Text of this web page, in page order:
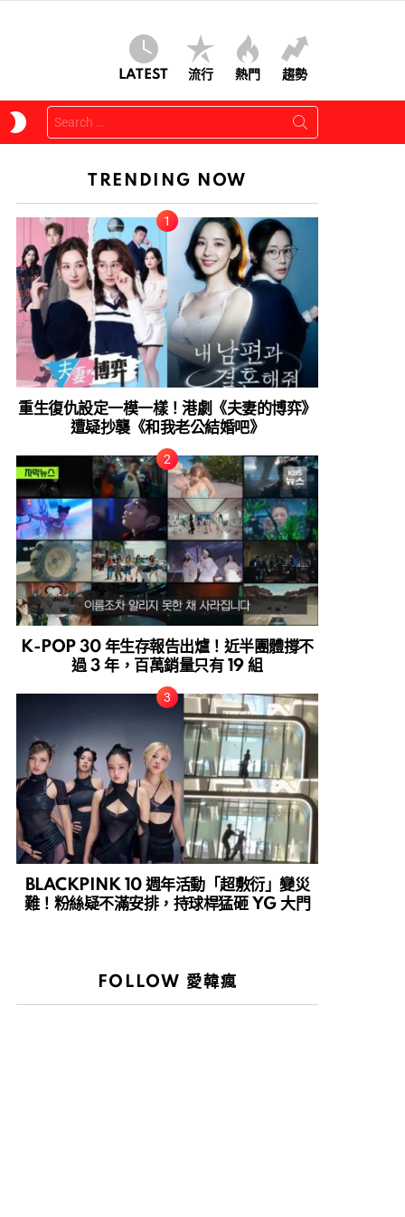
LATEST 流行 熱門 趨勢
SKIN
Search
for:
TRENDING NOW
重生復仇設定一模一樣！港劇《夫妻的博弈》
遭疑抄襲《和我老公結婚吧》
K-POP 30 年生存報告出爐！近半團體撐不
過 3 年，百萬銷量只有 19 組
BLACKPINK 10 週年活動「超敷衍」變災
難！粉絲疑不滿安排，持球桿猛砸 YG 大門
FOLLOW 愛韓瘋